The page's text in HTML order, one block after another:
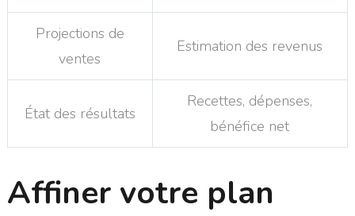
Projections de
ventes
Estimation des revenus
État des résultats
Recettes, dépenses,
bénéfice net
Affiner votre plan